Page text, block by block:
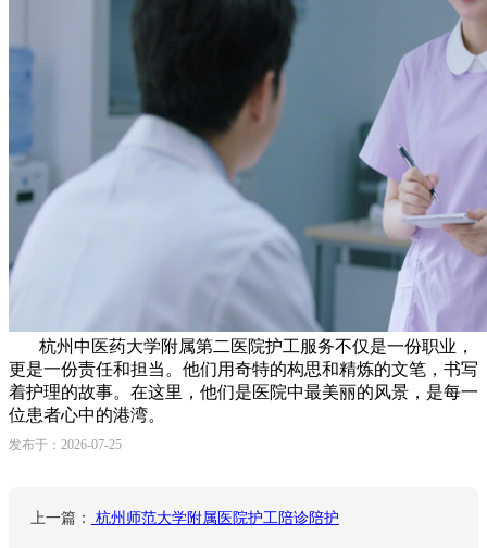
杭州中医药大学附属第二医院护工服务不仅是一份职业，
更是一份责任和担当。他们用奇特的构思和精炼的文笔，书写
着护理的故事。在这里，他们是医院中最美丽的风景，是每一
位患者心中的港湾。
发布于：2026-07-25
上一篇： 杭州师范大学附属医院护工陪诊陪护